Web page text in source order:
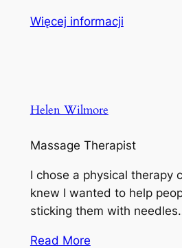
Więcej informacji
Helen Wilmore
Massage Therapist
I chose a physical therapy
knew I wanted to help
sticking them with
Read More